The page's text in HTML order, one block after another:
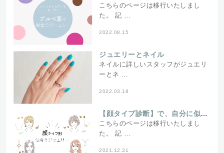
こちらのページは移行いたしまし
た。 記 …
2022.08.15
ジュエリーとネイル
ネイルに詳しいスタッフがジュエリ
ーとネ …
2022.03.18
【顔タイプ診断】で、自分に似合うジュエリーを見つけよう！～ブログリレーNo.2,～
こちらのページは移行いたしまし
た。 記 …
2021.12.31